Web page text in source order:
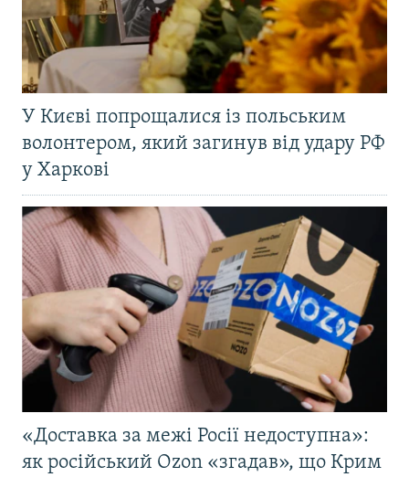
У Києві попрощалися із польським
волонтером, який загинув від удару РФ
у Харкові
«Доставка за межі Росії недоступна»:
як російський Ozon «згадав», що Крим